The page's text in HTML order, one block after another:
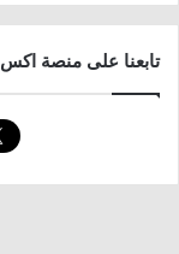
تابعنا على منصة اكس